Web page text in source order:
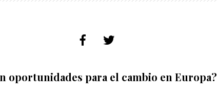
oportunidades para el cambio en Europa?